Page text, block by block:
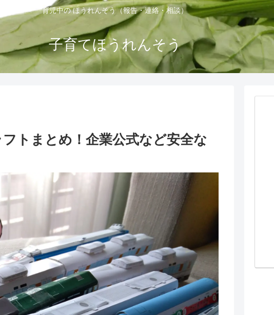
育児中の ほうれんそう（報告・連絡・相談）
子育てほうれんそう
トまとめ！企業公式など安全な